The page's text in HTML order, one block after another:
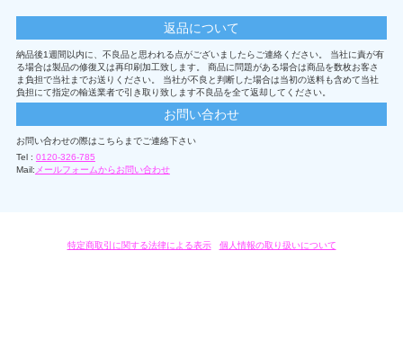
返品について
納品後1週間以内に、不良品と思われる点がございましたらご連絡ください。 当社に責が有
る場合は製品の修復又は再印刷加工致します。 商品に問題がある場合は商品を数枚お客さ
ま負担で当社までお送りください。 当社が不良と判断した場合は当初の送料も含めて当社
負担にて指定の輸送業者で引き取り致します不良品を全て返却してください。
お問い合わせ
お問い合わせの際はこちらまでご連絡下さい
Tel : 0120-326-785
Mail: メールフォームからお問い合わせ
特定商取引に関する法律による表示/ 個人情報の取り扱いについて